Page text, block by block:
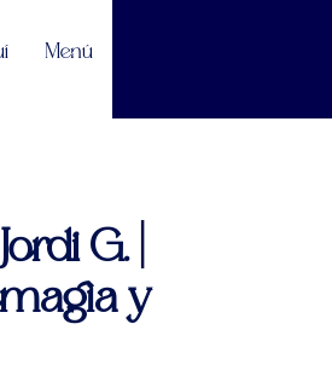
Menú
G. |
y